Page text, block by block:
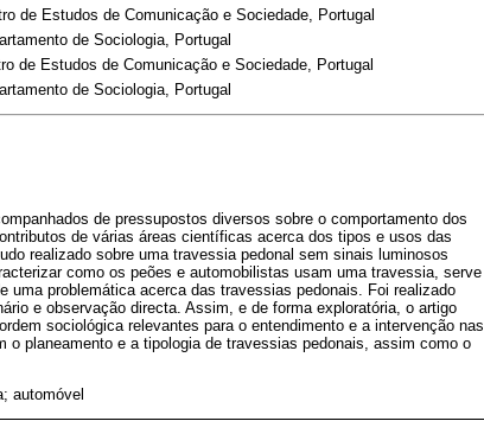
de Estudos de Comunicação e Sociedade, Portugal
de Sociologia, Portugal
de Estudos de Comunicação e Sociedade, Portugal
de Sociologia, Portugal
de pressupostos diversos sobre o comportamento dos
de várias áreas científicas acerca dos tipos e usos das
realizado sobre uma travessia pedonal sem sinais luminosos
como os peões e automobilistas usam uma travessia, serve
uma problemática acerca das travessias pedonais. Foi realizado
e observação directa. Assim, e de forma exploratória, o artigo
sociológica relevantes para o entendimento e a intervenção nas
planeamento e a tipologia de travessias pedonais, assim como o
automóvel